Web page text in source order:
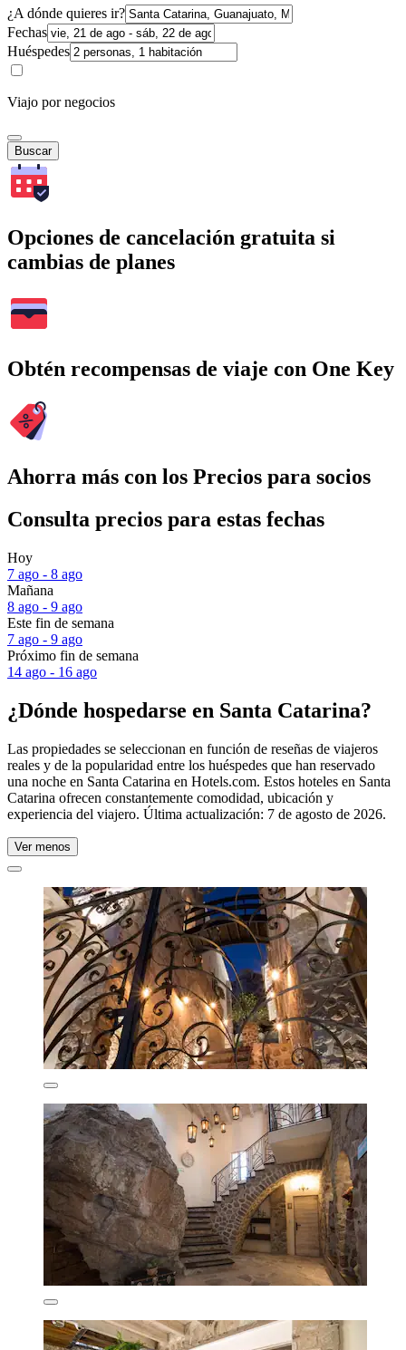
¿A dónde quieres ir?
Fechas
Huéspedes
Viajo por negocios
Buscar
Opciones de cancelación gratuita si
cambias de planes
Obtén recompensas de viaje con One Key
Ahorra más con los Precios para socios
Consulta precios para estas fechas
Hoy
7 ago - 8 ago
Mañana
8 ago - 9 ago
Este fin de semana
7 ago - 9 ago
Próximo fin de semana
14 ago - 16 ago
¿Dónde hospedarse en Santa Catarina?
Las propiedades se seleccionan en función de reseñas de viajeros
reales y de la popularidad entre los huéspedes que han reservado
una noche en Santa Catarina en Hotels.com. Estos hoteles en Santa
Catarina ofrecen constantemente comodidad, ubicación y
experiencia del viajero. Última actualización: 7 de agosto de 2026.
Ver menos